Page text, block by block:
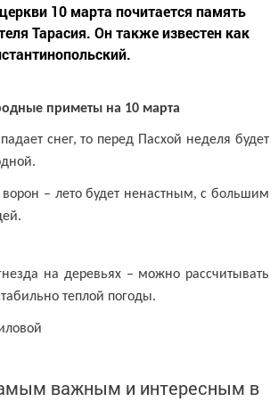
10 марта почитается память
Тарасия. Он также известен как
приметы на 10 марта
снег, то перед Пасхой неделя будет
– лето будет ненастным, с большим
на деревьях – можно рассчитывать
теплой погоды.
важным и интересным в